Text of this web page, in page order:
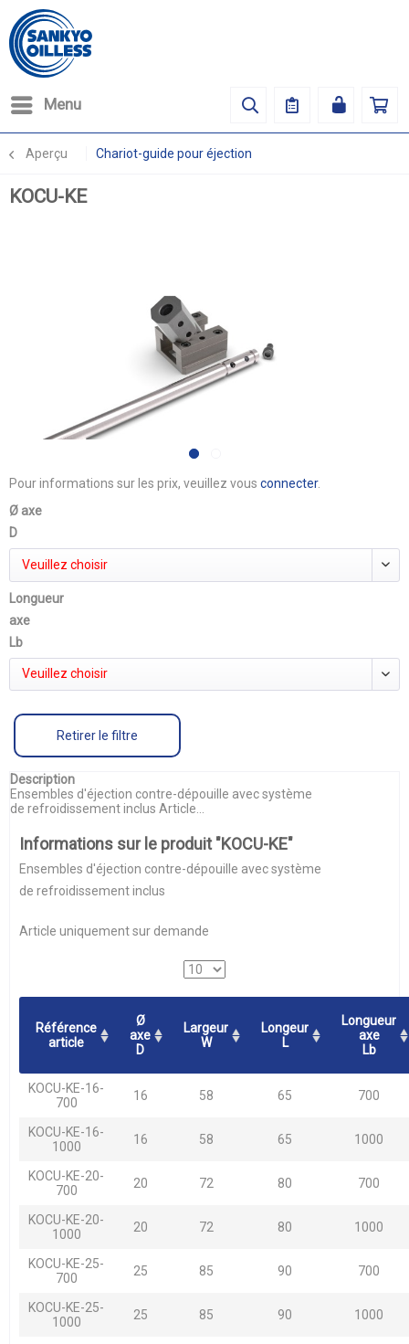
Menu
Aperçu Chariot-guide pour éjection
KOCU-KE
Pour informations sur les prix, veuillez vous connecter.
Ø axe
D
Veuillez choisir
Longueur
axe
Lb
Veuillez choisir
Retirer le filtre
Description
Ensembles d'éjection contre-dépouille avec système
de refroidissement inclus Article...
Informations sur le produit "KOCU-KE"
Ensembles d'éjection contre-dépouille avec système
de refroidissement inclus
Article uniquement sur demande
Référence
article
Ø
axe
D
Largeur
W
Longeur
L
Longueur
axe
Lb
KOCU-KE-16-
700
16 58 65 700
KOCU-KE-16-
1000
16 58 65 1000
KOCU-KE-20-
700
20 72 80 700
KOCU-KE-20-
1000
20 72 80 1000
KOCU-KE-25-
700
25 85 90 700
KOCU-KE-25-
1000
25 85 90 1000